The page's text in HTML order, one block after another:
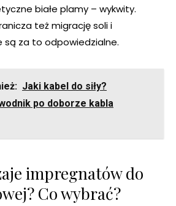
białe plamy – wykwity.
też migrację soli i
są za to odpowiedzialne.
Jaki kabel do siły?
po doborze kabla
impregnatów do
Co wybrać?